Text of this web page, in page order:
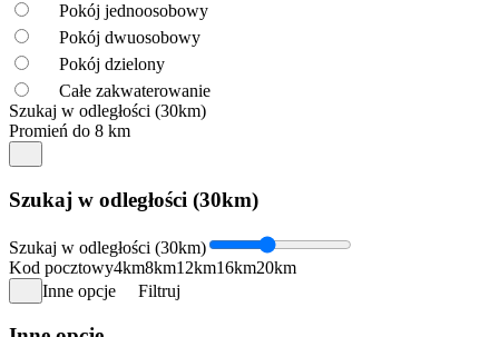
Pokój jednoosobowy
Pokój dwuosobowy
Pokój dzielony
Całe zakwaterowanie
Szukaj w odległości (30km)
Promień do 8 km
Szukaj w odległości (30km)
Szukaj w odległości (30km)
Kod pocztowy4km8km12km16km20km
Inne opcje
Filtruj